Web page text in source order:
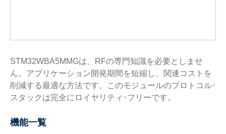
STM32WBA5MMGは、RFの専門知識を必要としませ
ん。アプリケーション開発期間を短縮し、関連コストを
削減する最適な方法です。このモジュールのプロトコル･
スタックは完全にロイヤリティ･フリーです。
機能一覧